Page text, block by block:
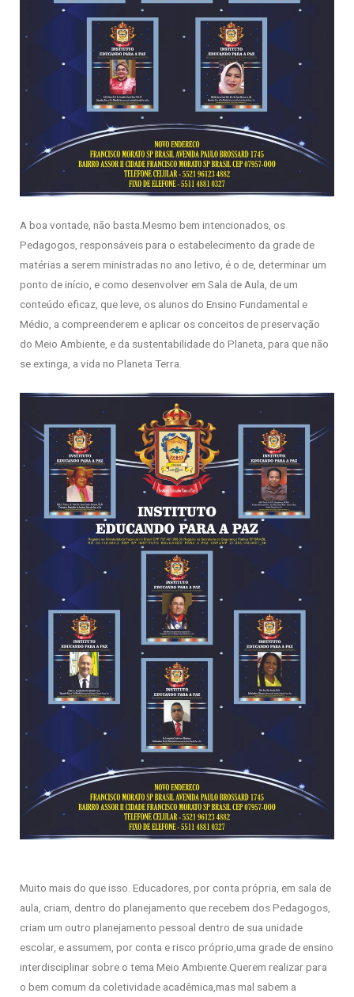
A boa vontade, não basta.Mesmo bem intencionados, os
Pedagogos, responsáveis para o estabelecimento da grade de
matérias a serem ministradas no ano letivo, é o de, determinar um
ponto de início, e como desenvolver em Sala de Aula, de um
conteúdo eficaz, que leve, os alunos do Ensino Fundamental e
Médio, a compreenderem e aplicar os conceitos de preservação
do Meio Ambiente, e da sustentabilidade do Planeta, para que não
se extinga, a vida no Planeta Terra.
Muito mais do que isso. Educadores, por conta própria, em sala de
aula, criam, dentro do planejamento que recebem dos Pedagogos,
criam um outro planejamento pessoal dentro de sua unidade
escolar, e assumem, por conta e risco próprio,uma grade de ensino
interdisciplinar sobre o tema Meio Ambiente.Querem realizar para
o bem comum da coletividade acadêmica,mas mal sabem a